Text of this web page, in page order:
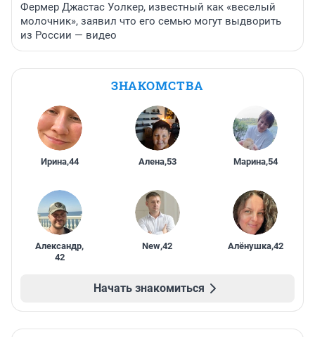
Фермер Джастас Уолкер, известный как «веселый
молочник», заявил что его семью могут выдворить
из России — видео
ЗНАКОМСТВА
Ирина,44 Алена,53 Марина,54
Александр,
42
New,42 Алёнушка,42
Начать знакомиться